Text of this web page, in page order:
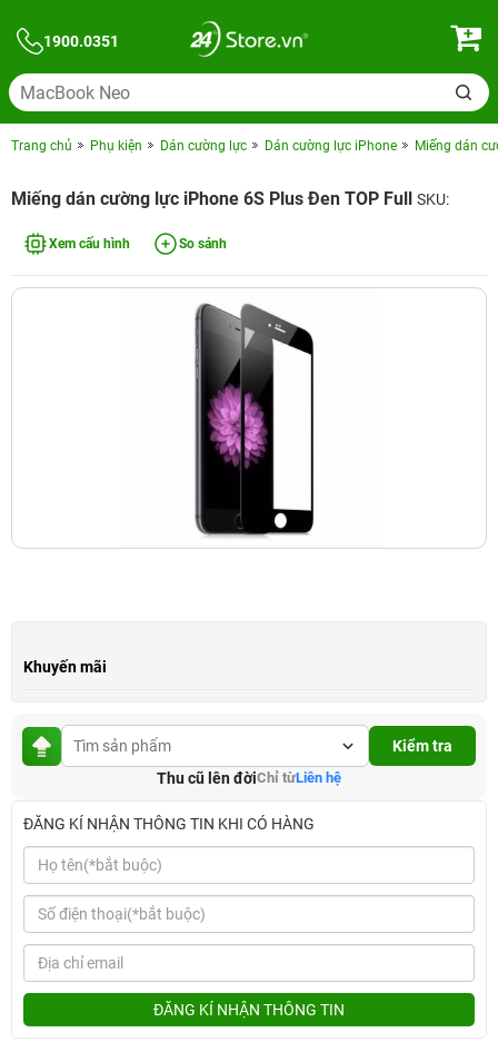
1900.0351
Trang chủ Phụ kiện Dán cường lực Dán cường lực iPhone Miếng dán
Miếng dán cường lực iPhone 6S Plus Đen TOP Full SKU:
Xem cấu hình So sánh
Khuyến mãi
Kiểm tra
Thu cũ lên đờiChỉ từLiên hệ
ĐĂNG KÍ NHẬN THÔNG TIN KHI CÓ HÀNG
ĐĂNG KÍ NHẬN THÔNG TIN